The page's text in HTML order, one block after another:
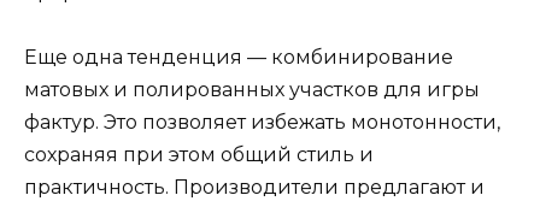
Еще одна тенденция — комбинирование
матовых и полированных участков для игры
фактур. Это позволяет избежать монотонности,
сохраняя при этом общий стиль и
практичность. Производители предлагают и